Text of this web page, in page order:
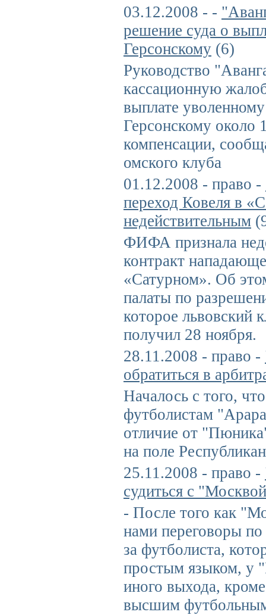
03.12.2008 - -
решение суда о
Герсонскому (6)
Руководство
кассационную
выплате
Герсонскому около
компенсации,
омского клуба
01.12.2008 - право -
переход Ковеля в
недействительным
ФИФА признала
контракт
«Сатурном». Об
палаты по
которое львовский
получил 28 ноября.
28.11.2008 - право -
обратиться в
Началось с того,
футболистам
отличие от
на поле
25.11.2008 - право -
судиться с
- После того как
нами переговоры
за футболиста,
простым языком, у
иного выхода,
высшим